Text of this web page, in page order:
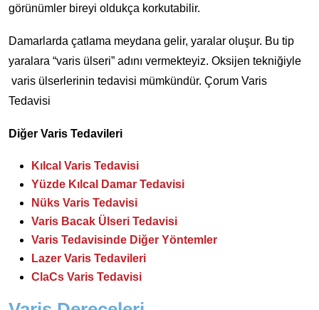
görünümler bireyi oldukça korkutabilir.
Damarlarda çatlama meydana gelir, yaralar oluşur. Bu tip
yaralara “varis ülseri” adını vermekteyiz. Oksijen tekniğiyle
varis ülserlerinin tedavisi mümkündür. Çorum Varis
Tedavisi
Diğer Varis Tedavileri
Kılcal Varis Tedavisi
Yüzde Kılcal Damar Tedavisi
Nüks Varis Tedavisi
Varis Bacak Ülseri Tedavisi
Varis Tedavisinde Diğer Yöntemler
Lazer Varis Tedavileri
ClaCs Varis Tedavisi